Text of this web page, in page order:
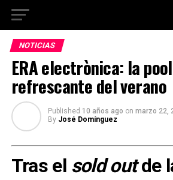
NOTICIAS
ERA electrònica: la
refrescante del verano
Published 10 años ago on marzo 22,
By José Domínguez
Tras el sold outde